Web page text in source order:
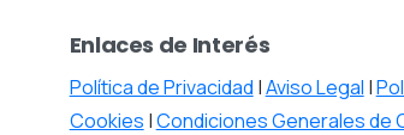
Enlaces de Interés
Política de Privacidad |Aviso Legal |
Cookies |Condiciones Generales de